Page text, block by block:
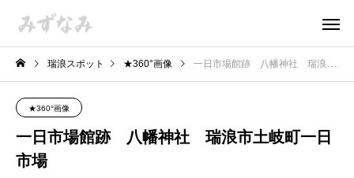
瑞浪スポット ★360°画像 一日市場館跡 八幡神社 瑞浪市土岐町一日市場
★360°画像
一日市場館跡 八幡神社 瑞浪市土岐町一日
市場